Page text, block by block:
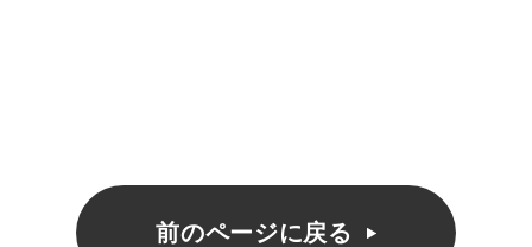
前のページに戻る